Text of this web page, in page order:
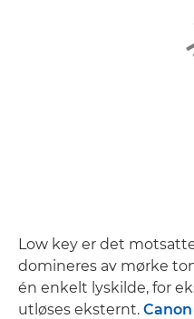
Low key er det
domineres av mørke
én enkelt lyskilde, for
utløses eksternt.